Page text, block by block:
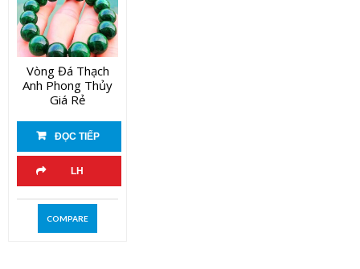
Vòng Đá Thạch
Anh Phong Thủy
Giá Rẻ
ĐỌC TIẾP
LH
COMPARE